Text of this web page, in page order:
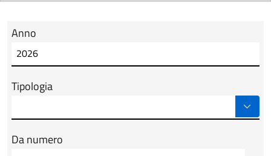
Modulo tab_ricerca_form
Anno
Tipologia
Da numero